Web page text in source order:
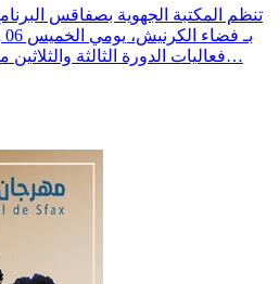
تنظم المكتبة الجهوية بصفاقس
فعاليات الدورة الثالثة والثلاثين من المهرجان الوطني لمصيف…